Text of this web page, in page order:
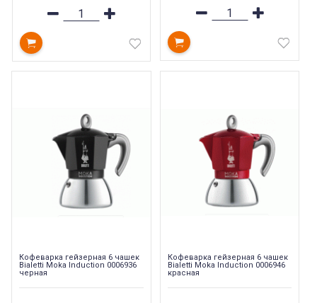
Кофеварка гейзерная 6 чашек
Bialetti Moka Induction 0006936
черная
Кофеварка гейзерная 6 чашек
Bialetti Moka Induction 0006946
красная